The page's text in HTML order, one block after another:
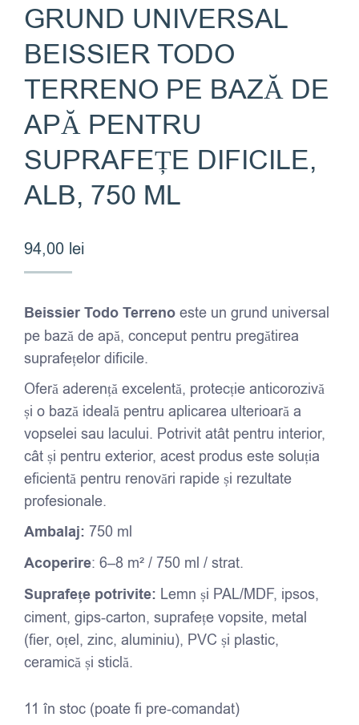
GRUND UNIVERSAL
BEISSIER TODO
TERRENO PE BAZĂ DE
APĂ PENTRU
SUPRAFEȚE DIFICILE,
ALB, 750 ML
94,00 lei
Beissier Todo Terreno este un grund universal
pe bază de apă, conceput pentru pregătirea
suprafețelor dificile.
Oferă aderență excelentă, protecție anticorozivă
și o bază ideală pentru aplicarea ulterioară a
vopselei sau lacului. Potrivit atât pentru interior,
cât și pentru exterior, acest produs este soluția
eficientă pentru renovări rapide și rezultate
profesionale.
Ambalaj: 750 ml
Acoperire: 6–8 m² / 750 ml / strat.
Suprafețe potrivite: Lemn și PAL/MDF, ipsos,
ciment, gips-carton, suprafețe vopsite, metal
(fier, oțel, zinc, aluminiu), PVC și plastic,
ceramică și sticlă.
11 în stoc (poate fi pre-comandat)